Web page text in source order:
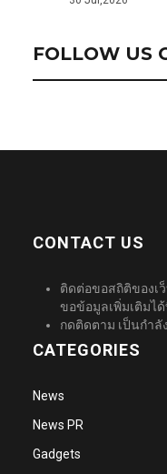
FOLLOW US
CONTACT US
ติดต่อขอสถิติของเ
ขอข้อมูลเพิ่มเติมไ
กดติดตาม เป็นกำลั
CATEGORIES
News
News PR
Gadgets